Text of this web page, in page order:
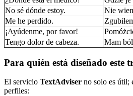
No sé dónde estoy.
Nie
Me he perdido.
¡Ayúdenme, por favor!
Tengo dolor de cabeza.
Mam
Para quién está diseñado este
El servicio TextAdviser no solo es útil;
perfiles: